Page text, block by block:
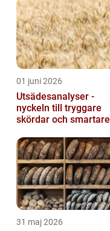
01 juni 2026
Utsädesanalyser -
nyckeln till tryggare
skördar och smartare
31 maj 2026